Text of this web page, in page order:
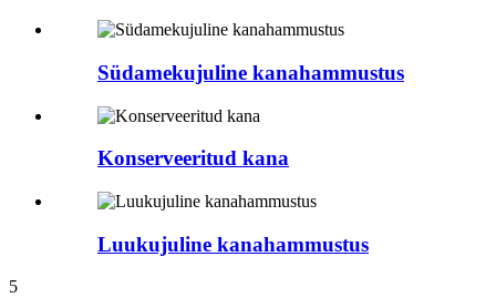
Südamekujuline kanahammustus
Konserveeritud kana
Luukujuline kanahammustus
5